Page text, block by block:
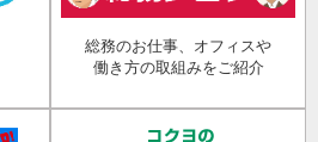
総務のお仕事、オフィスや
働き方の取組みをご紹介